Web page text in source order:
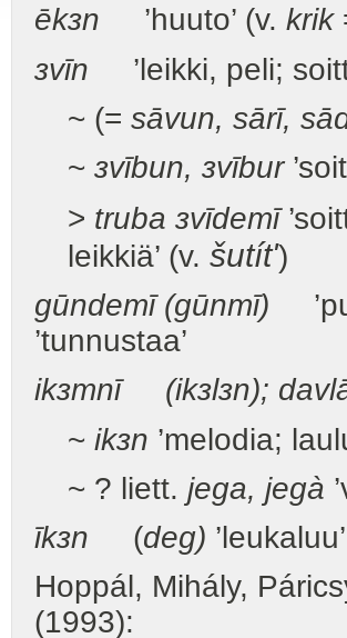
ēkзn ’huuto’ (v. krik
зvīn ’leikki, peli;
~ (= sāvun, sārī,
~ зvībun, зvībur
> truba зvīdemī
leikkiä’ (v. šutít')
gūndemī (gūnmī)
’tunnustaa’
ikзmnī (ikзlзn);
~ ikзn ’melodia;
~ ? liett. jega, jegà
īkзn (deg)
Hoppál, Mihály,
(1993):